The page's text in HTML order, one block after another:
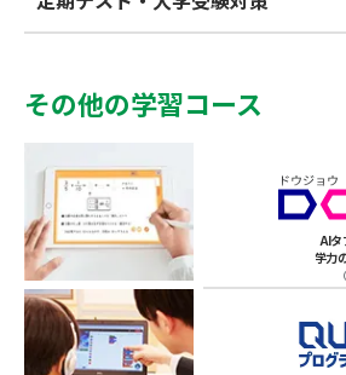
その他の学習コース
AI
学力